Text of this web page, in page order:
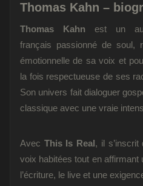
Thomas Kahn –
Thomas Kahn est un
français passionné de soul,
émotionnelle de sa voix et
la fois respectueuse de ses
Son univers fait dialoguer
classique avec une vraie
Avec This Is Real, il s’inscrit
voix habitées tout en affirmant
l’écriture, le live et une